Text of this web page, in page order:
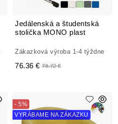
Jedálenská a študentská
stolička MONO plast
Zákazková výroba 1-4 týždne
76.36 € 78.72 €
- 5%
VYRÁBAME NA ZÁKAZKU